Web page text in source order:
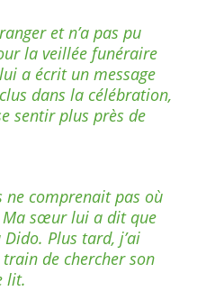
et n’a pas pu
la veillée funéraire
a écrit un message
dans la célébration,
sentir plus près de
ne comprenait pas où
Ma sœur lui a dit que
Plus tard, j’ai
de chercher son
lit.